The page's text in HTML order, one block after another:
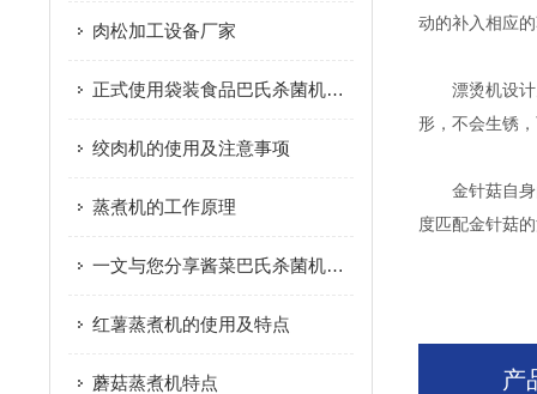
肉松加工设备厂家
正式使用袋装食品巴氏杀菌机前要做好以下测试工作
绞肉机的使用及注意事项
蒸煮机的工作原理
一文与您分享酱菜巴氏杀菌机的结构组成
红薯蒸煮机的使用及特点
蘑菇蒸煮机特点
动的补入相应
漂烫机设计为
形，不会生锈
金针菇自身的
度匹配金针菇
产